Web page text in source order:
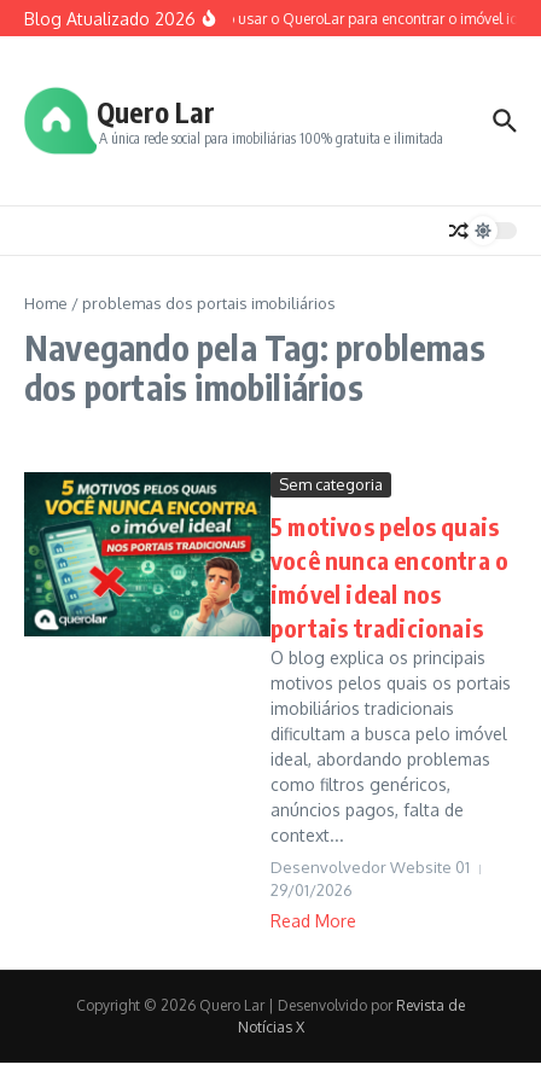
Ir para o conteúdo
Blog Atualizado 2026 Como usar o QueroLar para encontrar o imóvel
Quero Lar
A única rede social para imobiliárias 100% gratuita e ilimitada
Home / problemas dos portais imobiliários
Navegando pela Tag: problemas
dos portais imobiliários
Sem categoria
5 motivos pelos quais
você nunca encontra o
imóvel ideal nos
portais tradicionais
O blog explica os principais
motivos pelos quais os portais
imobiliários tradicionais
dificultam a busca pelo imóvel
ideal, abordando problemas
como filtros genéricos,
anúncios pagos, falta de
context...
Desenvolvedor Website 01
29/01/2026
Read More
Copyright © 2026 Quero Lar | Desenvolvido por Revista de
Notícias X